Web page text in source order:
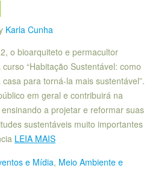
Karla Cunha
o bioarquiteto e permacultor
“Habitação Sustentável: como
para torná-la mais sustentável”.
em geral e contribuirá na
a projetar e reformar suas
sustentáveis muito importantes
LEIA MAIS
e Mídia, Meio Ambiente e